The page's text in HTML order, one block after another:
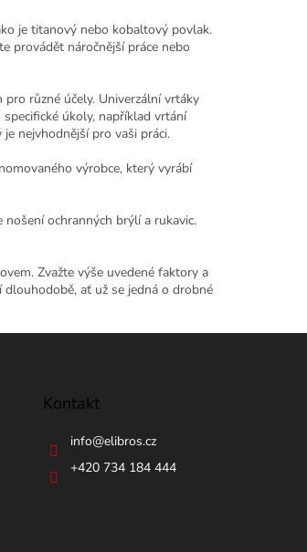
je titanový nebo kobaltový povlak.
provádět náročnější práce nebo
různé účely. Univerzální vrtáky
úkoly, například vrtání
nejvhodnější pro vaši práci.
výrobce, který vyrábí
ochranných brýlí a rukavic.
Zvažte výše uvedené faktory a
ať už se jedná o drobné
Kontakt
info@elibros.cz
+420 734 184 444